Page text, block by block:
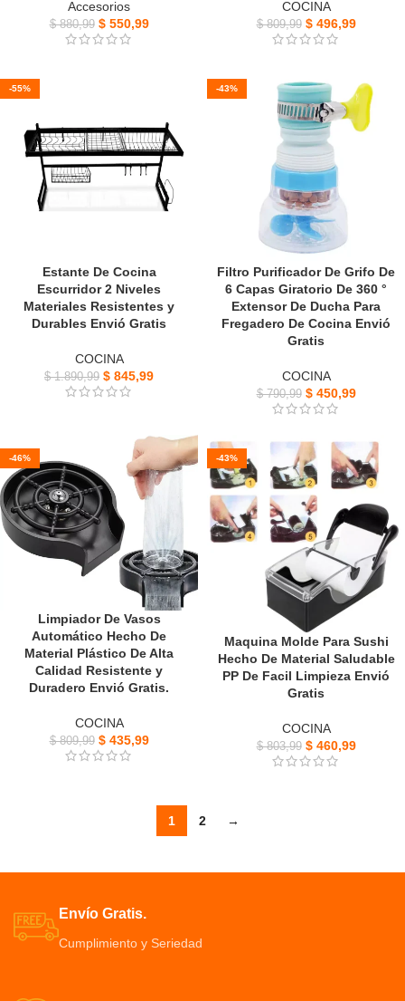
Accesorios
$880,99 $550,99
COCINA
$809,99 $496,99
-55%
Estante De Cocina
Escurridor 2 Niveles
Materiales Resistentes y
Durables Envió Gratis
COCINA
$1.890,99 $ 845,99
-43%
Filtro Purificador De Grifo De
6 Capas Giratorio De 360 °
Extensor De Ducha Para
Fregadero De Cocina Envió
Gratis
COCINA
$790,99 $450,99
-46%
Limpiador De Vasos
Automático Hecho De
Material Plástico De Alta
Calidad Resistente y
Duradero Envió Gratis.
COCINA
$809,99 $435,99
-43%
Maquina Molde Para Sushi
Hecho De Material Saludable
PP De Facil Limpieza Envió
Gratis
COCINA
$803,99 $460,99
1 2 →
Envío Gratis.
Cumplimiento y Seriedad